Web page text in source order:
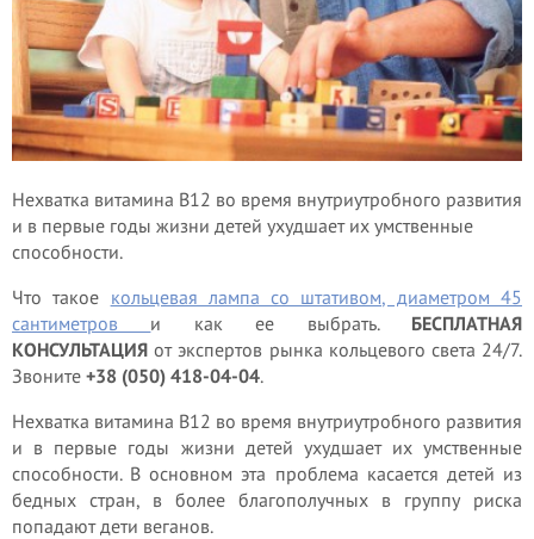
Нехватка витамина В12 во время внутриутробного развития
и в первые годы жизни детей ухудшает их умственные
способности.
Что такое кольцевая лампа со штативом, диаметром 45
сантиметров и как ее выбрать. БЕСПЛАТНАЯ
КОНСУЛЬТАЦИЯ от экспертов рынка кольцевого света 24/7.
Звоните +38 (050) 418-04-04.
Нехватка витамина В12 во время внутриутробного развития
и в первые годы жизни детей ухудшает их умственные
способности. В основном эта проблема касается детей из
бедных стран, в более благополучных в группу риска
попадают дети веганов.